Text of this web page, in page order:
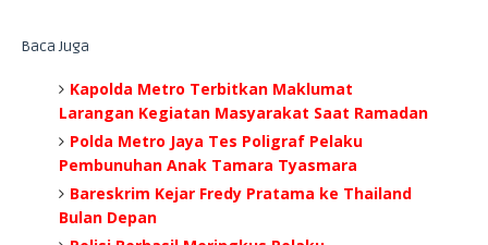
Baca Juga
Kapolda Metro Terbitkan Maklumat
Larangan Kegiatan Masyarakat Saat Ramadan
Polda Metro Jaya Tes Poligraf Pelaku
Pembunuhan Anak Tamara Tyasmara
Bareskrim Kejar Fredy Pratama ke Thailand
Bulan Depan